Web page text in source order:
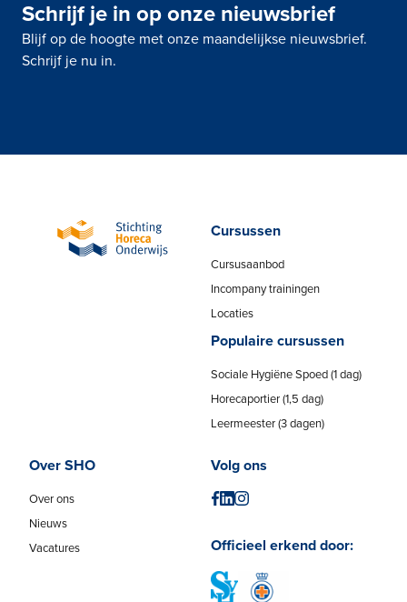
Schrijf je in op onze nieuwsbrief
Blijf op de hoogte met onze maandelijkse nieuwsbrief.
Schrijf je nu in.
Cursussen
Cursusaanbod
Incompany trainingen
Locaties
Populaire cursussen
Sociale Hygiëne Spoed (1 dag)
Horecaportier (1,5 dag)
Leermeester (3 dagen)
Over SHO
Over ons
Nieuws
Vacatures
Volg ons
Officieel erkend door: